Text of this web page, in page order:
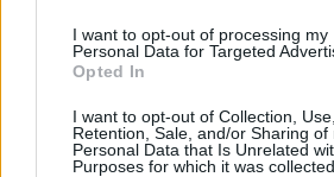
I want to opt-out of processing my
Personal Data for Targeted
Opted In
I want to opt-out of Collection, Use,
Retention, Sale, and/or Sharing of
Personal Data that Is Unrelated
Purposes for which it was collected.
Prima sport - co nabídne v prvním
vysílacím týdnu
Kdy a
naladění